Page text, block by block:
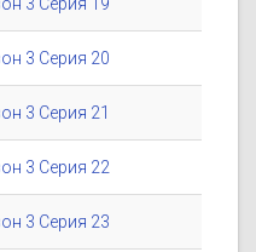
3 Серия 19
3 Серия 20
3 Серия 21
3 Серия 22
3 Серия 23